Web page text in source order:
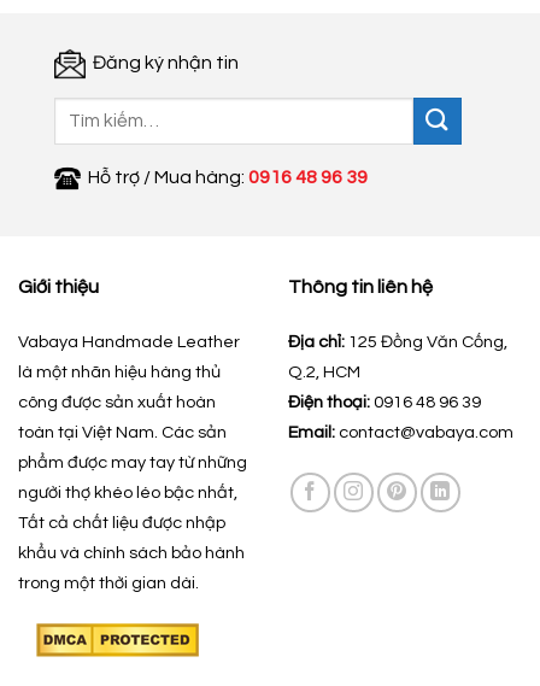
Đăng ký nhận tin
Hỗ trợ / Mua hàng: 0916 48 96 39
Giới thiệu
Vabaya Handmade Leather
là một nhãn hiệu hàng thủ
công được sản xuất hoàn
toàn tại Việt Nam. Các sản
phẩm được may tay từ những
người thợ khéo léo bậc nhất,
Tất cả chất liệu được nhập
khẩu và chính sách bảo hành
trong một thời gian dài.
Thông tin liên hệ
Địa chỉ: 125 Đồng Văn Cống,
Q.2, HCM
Điện thoại: 0916 48 96 39
Email: contact@vabaya.com